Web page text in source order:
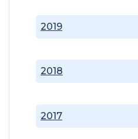
2017
2018
2019